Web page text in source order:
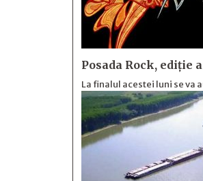
Posada Rock, ediţie
La finalul acestei luni se va